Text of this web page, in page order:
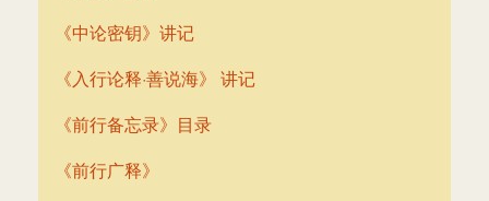
《中论密钥》讲记
《入行论释·善说海》 讲记
《前行备忘录》目录
《前行广释》